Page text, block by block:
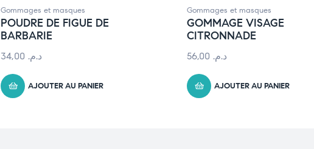
Gommages et masques
POUDRE DE FIGUE DE
BARBARIE
د.م.
AJOUTER AU PANIER
Gommages et masques
GOMMAGE VISAGE
CITRONNADE
د.م.
AJOUTER AU PANIER